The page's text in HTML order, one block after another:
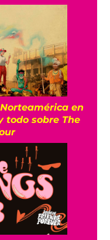
en
todo sobre The